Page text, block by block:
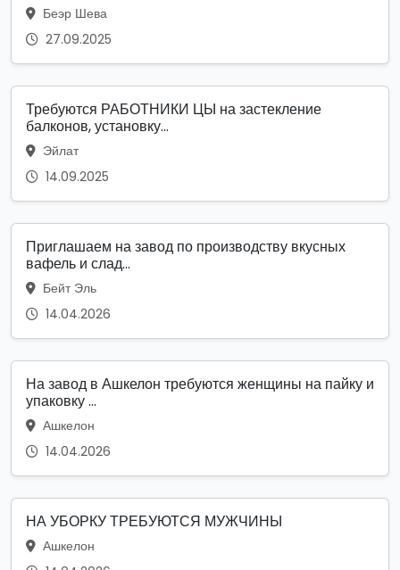
Беэр Шева
27.09.2025
Требуются РАБОТНИКИ ЦЫ на застекление
балконов, установку...
Эйлат
14.09.2025
Приглашаем на завод по производству вкусных
вафель и слад...
Бейт Эль
14.04.2026
На завод в Ашкелон требуются женщины на пайку и
упаковку ...
Ашкелон
14.04.2026
НА УБОРКУ ТРЕБУЮТСЯ МУЖЧИНЫ
Ашкелон